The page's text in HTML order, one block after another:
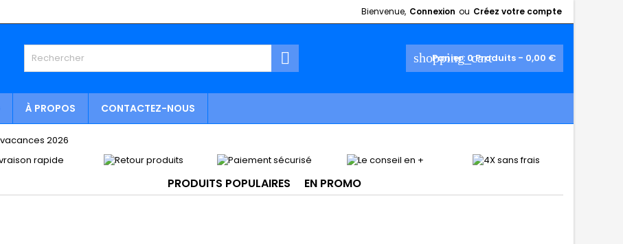
Bienvenue, Connexion ou Créez votre compte
shopping_cart
Panier: 0Produits - 0,00 €

À PROPOS CONTACTEZ-NOUS
PRODUITS POPULAIRES EN PROMO